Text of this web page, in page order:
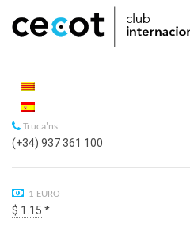
Truca'ns
(+34) 937 361 100
1 EURO
$ 1.15 *